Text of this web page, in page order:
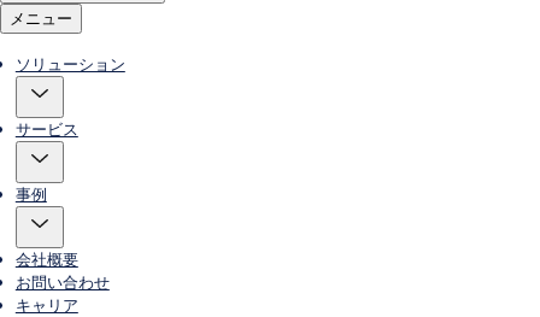
メニュー
ソリューション
サービス
事例
会社概要
お問い合わせ
キャリア